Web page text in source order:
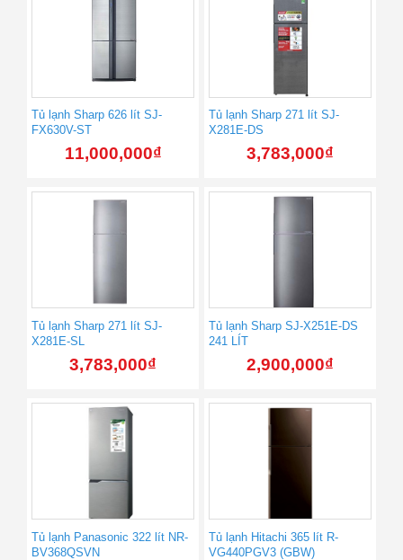
Tủ lạnh Sharp 626 lít SJ-
FX630V-ST
11,000,000₫
Tủ lạnh Sharp 271 lít SJ-
X281E-DS
3,783,000₫
Tủ lạnh Sharp 271 lít SJ-
X281E-SL
3,783,000₫
Tủ lạnh Sharp SJ-X251E-DS
241 LÍT
2,900,000₫
Tủ lạnh Panasonic 322 lít NR-
BV368QSVN
Tủ lạnh Hitachi 365 lít R-
VG440PGV3 (GBW)